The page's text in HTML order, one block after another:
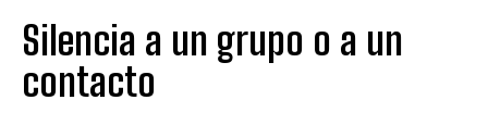
Silencia a un grupo o a un
contacto